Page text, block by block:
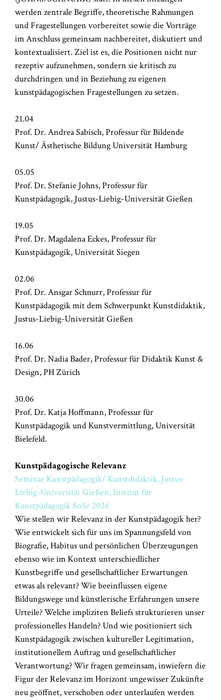
werden zentrale Begriffe, theoretische Rahmungen
und Fragestellungen vorbereitet sowie die Vorträge
im Anschluss gemeinsam nachbereitet, diskutiert und
kontextualisiert. Ziel ist es, die Positionen nicht nur
rezeptiv aufzunehmen, sondern sie kritisch zu
durchdringen und in Beziehung zu eigenen
kunstpädagogischen Fragestellungen zu setzen.
21.04
Prof. Dr. Andrea Sabisch, Professur für Bildende
Kunst/ Ästhetische Bildung Universität Hamburg
05.05
Prof. Dr. Stefanie Johns, Professur für
Kunstpädagogik, Justus-Liebig-Universität Gießen
19.05
Prof. Dr. Magdalena Eckes, Professur für
Kunstpädagogik, Universität Siegen
02.06
Prof. Dr. Ansgar Schnurr, Professur für
Kunstpädagogik mit dem Schwerpunkt Kunstdidaktik,
Justus-Liebig-Universität Gießen
16.06
Prof. Dr. Nadia Bader, Professur für Didaktik Kunst &
Design, PH Zürich
30.06
Prof. Dr. Katja Hoffmann, Professur für
Kunstpädagogik und Kunstvermittlung, Universität
Bielefeld.
Kunstpädagogische Relevanz
Seminar Kunstpädagogik/ Kunstdidaktik, Justus-
Liebig-Universität Gießen, Institut für
Kunstpädagogik SoSe 2026
Wie stellen wir Relevanz in der Kunstpädagogik her?
Wie entwickelt sich für uns im Spannungsfeld von
Biografie, Habitus und persönlichen Überzeugungen
ebenso wie im Kontext unterschiedlicher
Kunstbegriffe und gesellschaftlicher Erwartungen
etwas als relevant? Wie beeinflussen eigene
Bildungswege und künstlerische Erfahrungen unsere
Urteile? Welche impliziten Beliefs strukturieren unser
professionelles Handeln? Und wie positioniert sich
Kunstpädagogik zwischen kultureller Legitimation,
institutionellem Auftrag und gesellschaftlicher
Verantwortung? Wir fragen gemeinsam, inwiefern die
Figur der Relevanz im Horizont ungewisser Zukünfte
neu geöffnet, verschoben oder unterlaufen werden